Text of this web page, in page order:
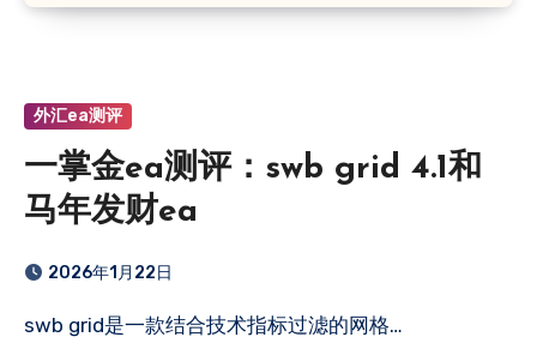
外汇ea测评
一掌金ea测评：swb grid 4.1和
马年发财ea
2026年1月22日
swb grid是一款结合技术指标过滤的网格…